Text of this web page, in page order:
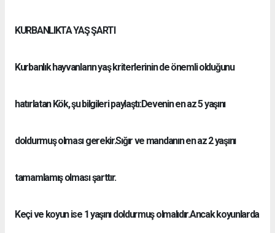
KURBANLIKTA YAŞ ŞARTI
Kurbanlık hayvanların yaş kriterlerinin de önemli olduğunu
hatırlatan Kök, şu bilgileri paylaştı:Devenin en az 5 yaşını
doldurmuş olması gerekir.Sığır ve mandanın en az 2 yaşını
tamamlamış olması şarttır.
Keçi ve koyun ise 1 yaşını doldurmuş olmalıdır.Ancak koyunlarda